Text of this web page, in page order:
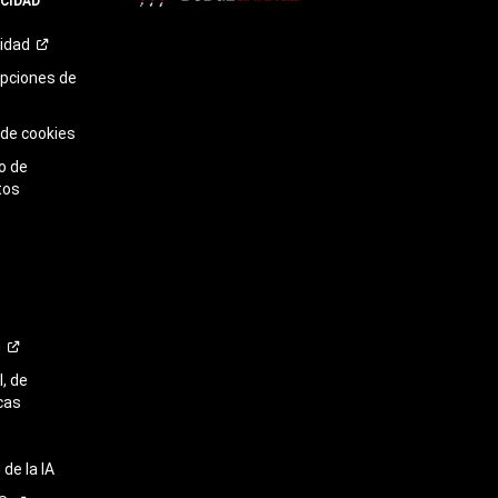
de
cookies
de
de
la IA